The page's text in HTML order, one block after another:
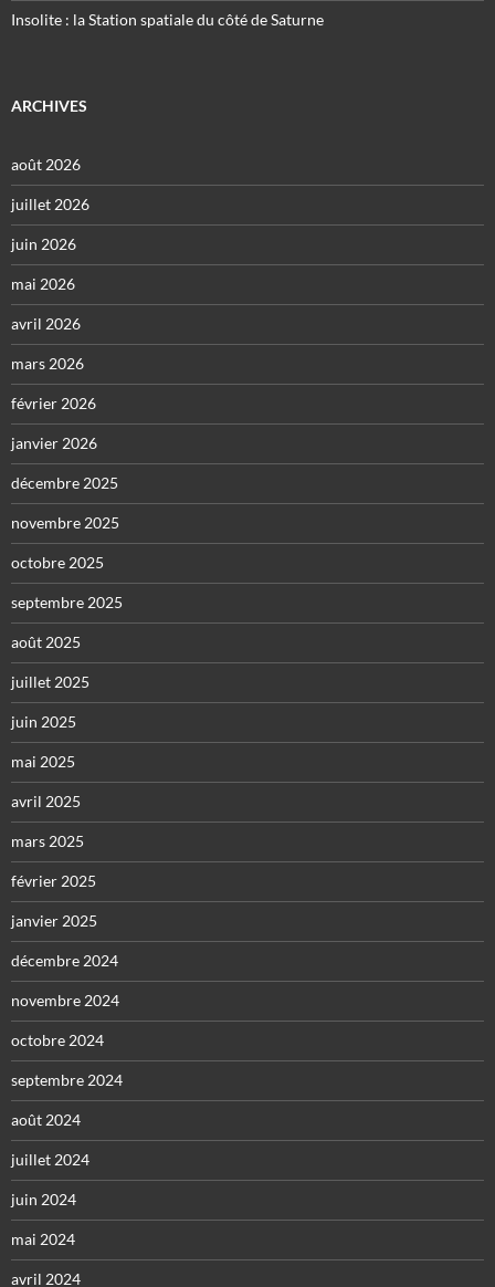
Insolite : la Station spatiale du côté de Saturne
ARCHIVES
août 2026
juillet 2026
juin 2026
mai 2026
avril 2026
mars 2026
février 2026
janvier 2026
décembre 2025
novembre 2025
octobre 2025
septembre 2025
août 2025
juillet 2025
juin 2025
mai 2025
avril 2025
mars 2025
février 2025
janvier 2025
décembre 2024
novembre 2024
octobre 2024
septembre 2024
août 2024
juillet 2024
juin 2024
mai 2024
avril 2024